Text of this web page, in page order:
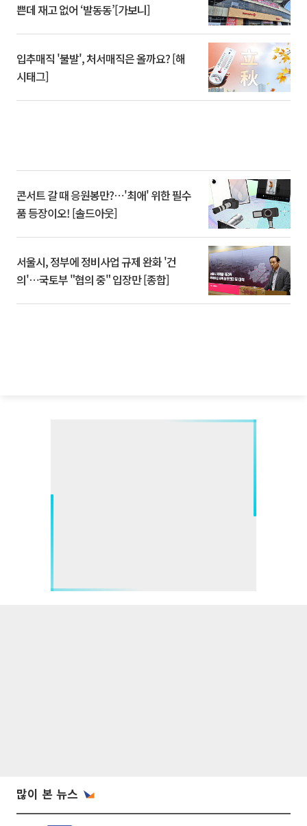
쁜데 재고 없어 ‘발동동’[가보니]
입추매직 '불발', 처서매직은 올까요? [해
시태그]
콘서트 갈 때 응원봉만?⋯'최애' 위한 필수
품 등장이오! [솔드아웃]
서울시, 정부에 정비사업 규제 완화 '건
의'⋯국토부 "협의 중" 입장만 [종합]
많이 본 뉴스